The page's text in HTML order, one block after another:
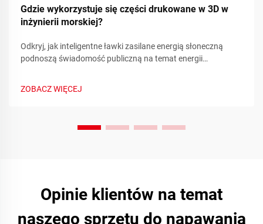
Gdzie wykorzystuje się części drukowane w 3D w
inżynierii morskiej?
Odkryj, jak inteligentne ławki zasilane energią słoneczną
podnoszą świadomość publiczną na temat energii
Dowiedz się więcej już dziś.
ZOBACZ WIĘCEJ
Opinie klientów na temat
naszego sprzętu do napawania